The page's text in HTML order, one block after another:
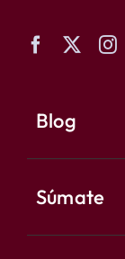
Blog
Súmate